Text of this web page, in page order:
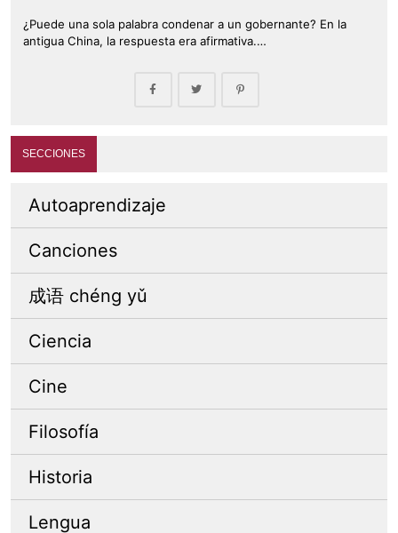
¿Puede una sola palabra condenar a un gobernante? En la
antigua China, la respuesta era afirmativa.…
SECCIONES
Autoaprendizaje
Canciones
成语 chéng yǔ
Ciencia
Cine
Filosofía
Historia
Lengua